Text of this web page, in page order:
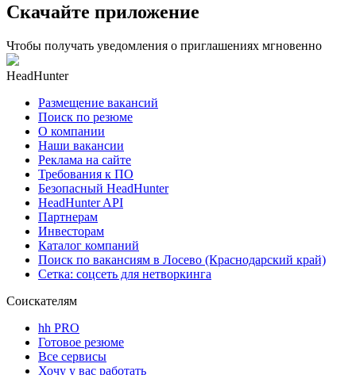
Скачайте приложение
Чтобы получать уведомления о приглашениях мгновенно
HeadHunter
Размещение вакансий
Поиск по резюме
О компании
Наши вакансии
Реклама на сайте
Требования к ПО
Безопасный HeadHunter
HeadHunter API
Партнерам
Инвесторам
Каталог компаний
Поиск по вакансиям в Лосево (Краснодарский край)
Сетка: соцсеть для нетворкинга
Соискателям
hh PRO
Готовое резюме
Все сервисы
Хочу у вас работать